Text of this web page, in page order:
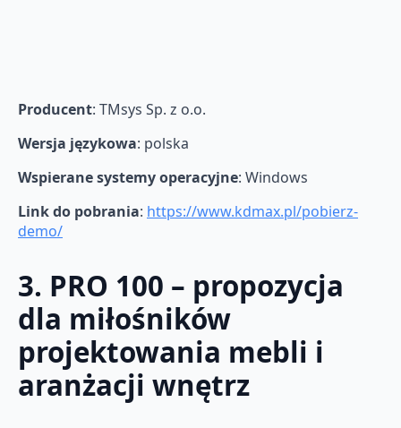
Producent: TMsys Sp. z o.o.
Wersja językowa: polska
Wspierane systemy operacyjne: Windows
Link do pobrania: https://www.kdmax.pl/pobierz-
demo/
3. PRO 100 – propozycja
dla miłośników
projektowania mebli i
aranżacji wnętrz